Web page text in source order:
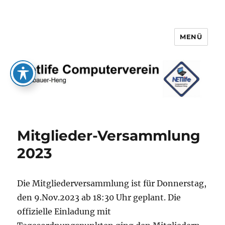
MENÜ
Mitglieder-Versammlung
2023
Die Mitgliederversammlung ist für Donnerstag,
den 9.Nov.2023 ab 18:30 Uhr geplant. Die
offizielle Einladung mit